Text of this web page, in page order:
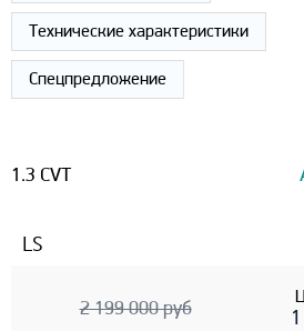
Технические характеристики
Спецпредложение
1.3 CVT
LS
2 199 000 руб